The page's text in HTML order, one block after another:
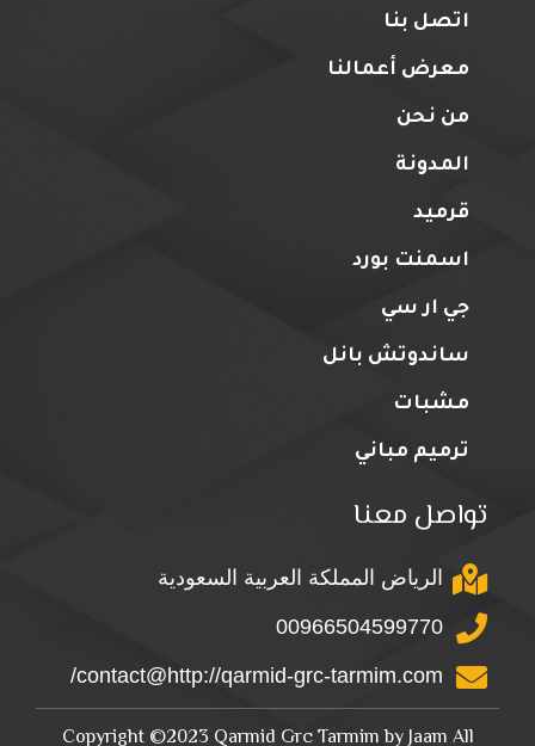
اتصل بنا
معرض أعمالنا
من نحن
المدونة
قرميد
اسمنت بورد
جي ار سي
ساندوتش بانل
مشبات
ترميم مباني
تواصل معنا
الرياض المملكة العربية السعودية
00966504599770
contact@http://qarmid-grc-tarmim.com/
Copyright ©2023 Qarmid Grc Tarmim by Jaam All